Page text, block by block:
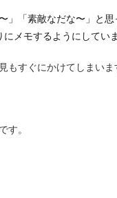
」「素敵なだな〜」と
メモするようにしていま
もすぐにかけてしまいま
す。